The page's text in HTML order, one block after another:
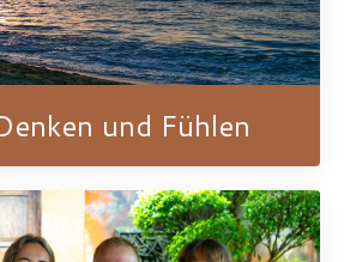
und Fühlen